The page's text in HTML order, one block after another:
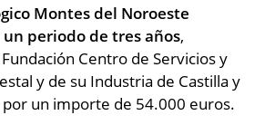
Montes del Noroeste
periodo de tres años,
Centro de Servicios y
y de su Industria de Castilla y
por un importe de 54.000 euros.